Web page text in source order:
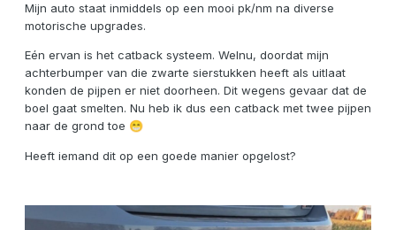
Mijn auto staat inmiddels op een mooi pk/nm na diverse
motorische upgrades.
Eén ervan is het catback systeem. Welnu, doordat mijn
achterbumper van die zwarte sierstukken heeft als uitlaat
konden de pijpen er niet doorheen. Dit wegens gevaar dat de
boel gaat smelten. Nu heb ik dus een catback met twee pijpen
naar de grond toe 😁
Heeft iemand dit op een goede manier opgelost?